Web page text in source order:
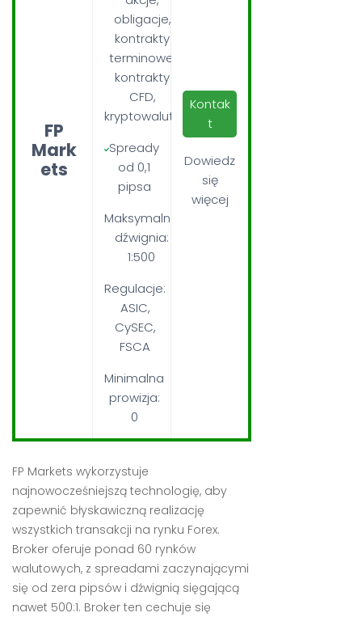
FP
Mark
ets
obligacje,
kontrakty
terminowe,
kontrakty
CFD,
kryptowaluty
Spready
od 0,1
pipsa
Maksymalna
dźwignia:
1:500
Regulacje:
ASIC,
CySEC,
FSCA
Minimalna
prowizja:
0
Kontak
t
Dowiedz
się
więcej
FP Markets wykorzystuje
najnowocześniejszą technologię, aby
zapewnić błyskawiczną realizację
wszystkich transakcji na rynku Forex.
Broker oferuje ponad 60 rynków
walutowych, z spreadami zaczynającymi
się od zera pipsów i dźwignią sięgającą
nawet 500:1. Broker ten cechuje się